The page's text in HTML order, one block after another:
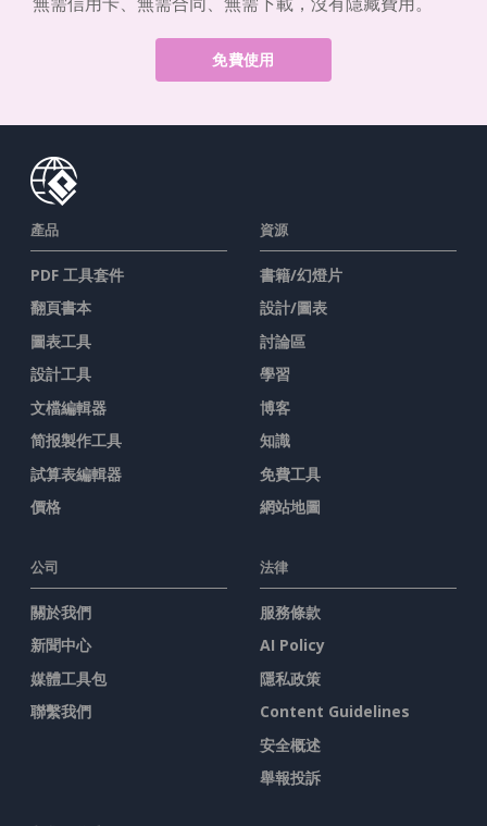
免費使用
產品
PDF 工具套件
翻頁書本
圖表工具
設計工具
文檔編輯器
简报製作工具
試算表編輯器
價格
資源
書籍/幻燈片
設計/圖表
討論區
學習
博客
知識
免費工具
網站地圖
公司
關於我們
新聞中心
媒體工具包
聯繫我們
法律
服務條款
AI Policy
隱私政策
Content Guidelines
安全概述
舉報投訴